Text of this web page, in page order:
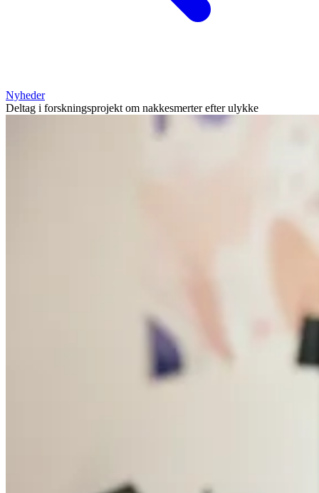
Nyheder
Deltag i forskningsprojekt om nakkesmerter efter ulykke